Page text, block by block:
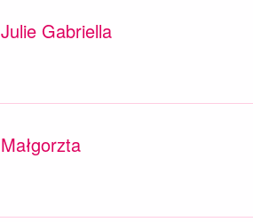
Julie Gabriella
Małgorzta